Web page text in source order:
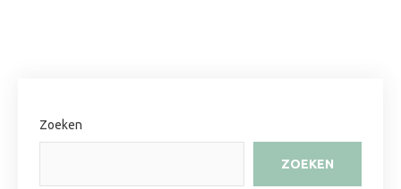
Zoeken
ZOEKEN